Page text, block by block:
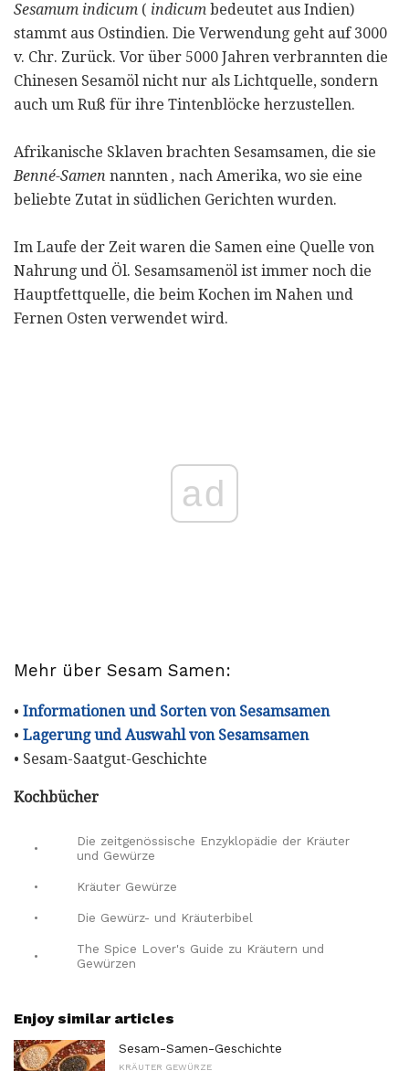
Sesamum indicum ( indicum bedeutet aus Indien)
stammt aus Ostindien. Die Verwendung geht auf 3000
v. Chr. Zurück. Vor über 5000 Jahren verbrannten die
Chinesen Sesamöl nicht nur als Lichtquelle, sondern
auch um Ruß für ihre Tintenblöcke herzustellen.
Afrikanische Sklaven brachten Sesamsamen, die sie
Benné-Samen nannten , nach Amerika, wo sie eine
beliebte Zutat in südlichen Gerichten wurden.
Im Laufe der Zeit waren die Samen eine Quelle von
Nahrung und Öl. Sesamsamenöl ist immer noch die
Hauptfettquelle, die beim Kochen im Nahen und
Fernen Osten verwendet wird.
ad
Mehr über Sesam Samen:
• Informationen und Sorten von Sesamsamen
• Lagerung und Auswahl von Sesamsamen
• Sesam-Saatgut-Geschichte
Kochbücher
•
Die zeitgenössische Enzyklopädie der Kräuter
und Gewürze
• Kräuter Gewürze
• Die Gewürz- und Kräuterbibel
•
The Spice Lover's Guide zu Kräutern und
Gewürzen
Enjoy similar articles
Sesam-Samen-Geschichte
KRÄUTER GEWÜRZE